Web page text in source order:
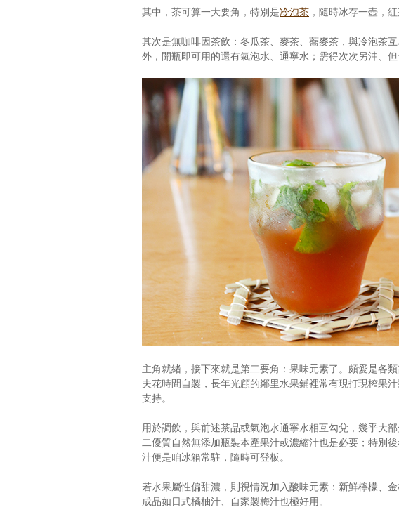
其中，茶可算一大要角，特別是冷泡茶 ，隨時冰存一壺，
其次是無咖啡因茶飲：冬瓜茶、麥茶、蕎麥茶，與冷泡茶
外，開瓶即可用的還有氣泡水、通寧水；需得次次另沖、但
主角就緒，接下來就是第二要角：果味元素了。頗愛是
夫花時間自製，長年光顧的鄰里水果鋪裡常有現打現榨果
支持。
用於調飲，與前述茶品或氣泡水通寧水相互勾兌，幾乎大
二優質自然無添加瓶裝本產果汁或濃縮汁也是必要；特別
汁便是咱冰箱常駐，隨時可登板。
若水果屬性偏甜濃，則視情況加入酸味元素：新鮮檸檬、
成品如日式橘柚汁、自家製梅汁也極好用。